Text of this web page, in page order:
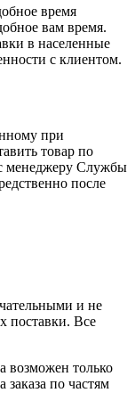
время
вам время.
в населенные
с клиентом.
при
товар по
менеджеру Службы
после
и не
поставки. Все
возможен только
по частям